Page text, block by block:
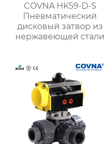
COVNA HK59-D-S
Пневматический
дисковый затвор из
нержавеющей стали